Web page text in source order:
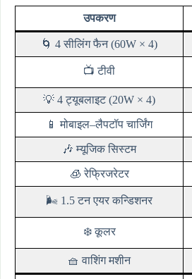
उपकरण
🌀 4 सीलिंग फैन (60W × 4)
📺 टीवी
💡 4 ट्यूबलाइट (20W × 4)
📱 मोबाइल–लैपटॉप चार्जिंग
🎶 म्यूजिक सिस्टम
🧊 रेफ्रिजरेटर
🌬️ 1.5 टन एयर कन्डिशनर
❄️ कूलर
🧺 वाशिंग मशीन